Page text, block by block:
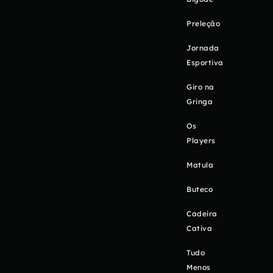
Preleção
Jornada
Esportiva
Giro na
Gringa
Os
Players
Matula
Buteco
Cadeira
Cativa
Tudo
Menos